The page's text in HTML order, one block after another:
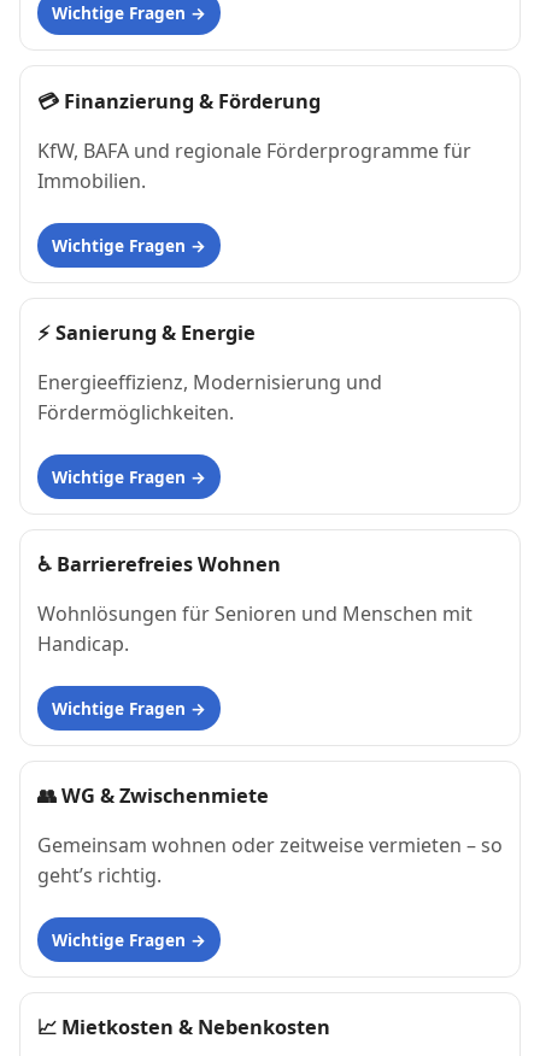
Wichtige Fragen
💳 Finanzierung & Förderung
KfW, BAFA und regionale Förderprogramme für
Immobilien.
Wichtige Fragen
⚡Sanierung & Energie
Energieeffizienz, Modernisierung und
Fördermöglichkeiten.
Wichtige Fragen
♿ Barrierefreies Wohnen
Wohnlösungen für Senioren und Menschen mit
Handicap.
Wichtige Fragen
👥WG & Zwischenmiete
Gemeinsam wohnen oder zeitweise vermieten – so
geht’s richtig.
Wichtige Fragen
📈 Mietkosten & Nebenkosten